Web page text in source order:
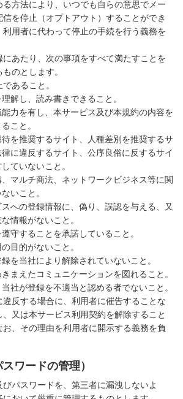
る方法により、いつでも自らの意思でメー
信を停止（オプトアウト）することができ
利用者に代わって停止の手続を行う義務を
あたり、次の事項をすべて満たすことを
のとします。
あること。
解し、読み書きできること。
力を有し、本サービス及び本規約の内容を
こと。
を推奨するサイト、人種差別を推奨するサ
に違反するサイト、公序良俗に反するサイ
ていないこと。
マルチ商法、ネットワークビジネス等に関
いこと。
への登録情報に、偽り、誤認を与える、又
情報がないこと。
守することを承諾していること。
目的がないこと。
を当社により解除されていないこと。
まえたコミュニケーションを図れること。
社が登録を不適当と認める者でないこと。
違反する場合に、利用者に催告することな
、又は本サービス利用契約を解除すること
、その理由を利用者に開示する義務を負
ワードの管理）
パスワードを、第三者に漏洩しないよ